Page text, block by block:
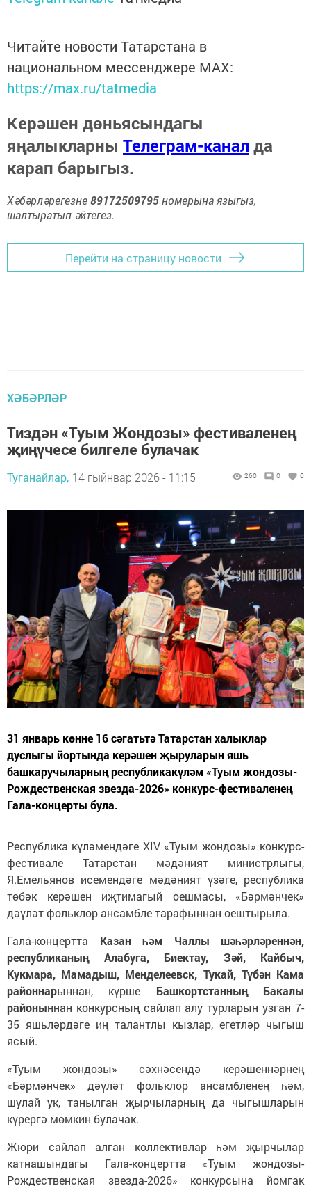
Читайте новости Татарстана в
национальном мессенджере MАХ:
https://max.ru/tatmedia
Керәшен дөньясындагы
яңалыкларны Телеграм-каналда
карап барыгыз.
Хәбәрләрегезне89172509795номерына языгыз,
шалтыратып әйтегез.
Перейти на страницу новости
ХӘБӘРЛӘР
Тиздән «Туым Жондозы» фестиваленең
җиңүчесе билгеле булачак
Туганайлар, 14 гыйнвар 2026 - 11:15 260 0 0
31 январь көнне 16 сәгатьтә Татарстан халыклар
дуслыгы йортында керәшен җыруларын яшь
башкаручыларның республикакүләм «Туым жондозы-
Рождественская звезда-2026» конкурс-фестиваленең
Гала-концерты була.
Республика күләмендәге XIV «Туым жондозы» конкурс-
фестивале Татарстан мәдәният министрлыгы,
Я.Емельянов исемендәге мәдәният үзәге, республика
төбәк керәшен иҗтимагый оешмасы, «Бәрмәнчек»
дәүләт фольклор ансамбле тарафыннан оештырыла.
Гала-концертта Казан һәм Чаллы шәһәрләреннән,
республиканың Алабуга, Биектау, Зәй, Кайбыч,
Кукмара, Мамадыш, Менделеевск, Тукай, Түбән Кама
районнарыннан, күрше Башкортстанның Бакалы
районыннан конкурсның сайлап алу турларын узган 7-
35 яшьләрдәге иң талантлы кызлар, егетләр чыгыш
ясый.
«Туым жондозы» сәхнәсендә керәшеннәрнең
«Бәрмәнчек» дәүләт фольклор ансамбленең һәм,
шулай ук, танылган җырчыларның да чыгышларын
күрергә мөмкин булачак.
Жюри сайлап алган коллективлар һәм җырчылар
катнашындагы Гала-концертта «Туым жондозы-
Рождественская звезда-2026» конкурсына йомгак